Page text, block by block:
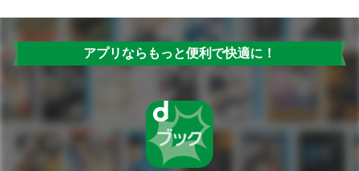
アプリならもっと便利で快適に！